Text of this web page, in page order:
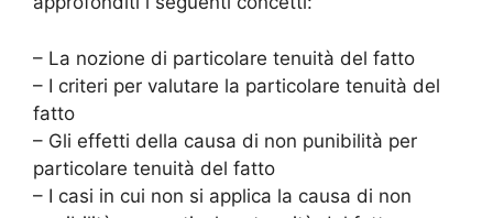
– La nozione di particolare tenuità del fatto
– I criteri per valutare la particolare tenuità del
fatto
– Gli effetti della causa di non punibilità per
particolare tenuità del fatto
– I casi in cui non si applica la causa di non